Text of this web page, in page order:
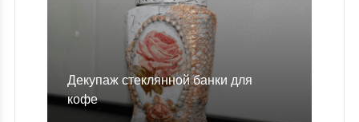
Декупаж стеклянной банки для
кофе